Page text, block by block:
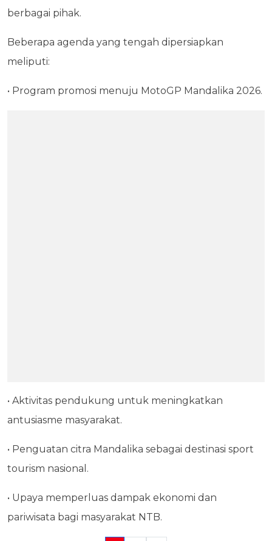
berbagai pihak.
Beberapa agenda yang tengah dipersiapkan
meliputi:
• Program promosi menuju MotoGP Mandalika 2026.
• Aktivitas pendukung untuk meningkatkan
antusiasme masyarakat.
• Penguatan citra Mandalika sebagai destinasi sport
tourism nasional.
• Upaya memperluas dampak ekonomi dan
pariwisata bagi masyarakat NTB.